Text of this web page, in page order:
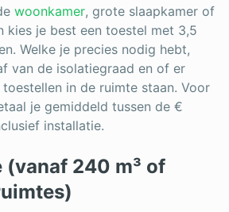
woonkamer, grote slaapkamer of
kies je best een toestel met 3,5
Welke je precies nodig hebt,
van de isolatiegraad en of er
in de ruimte staan. Voor
je gemiddeld tussen de €
installatie.
(vanaf 240 m³ of